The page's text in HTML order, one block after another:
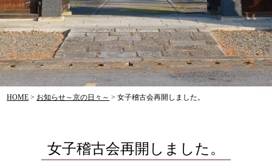
HOME > お知らせ～京の日々～ >女子稽古会再開しました。
女子稽古会再開しました。